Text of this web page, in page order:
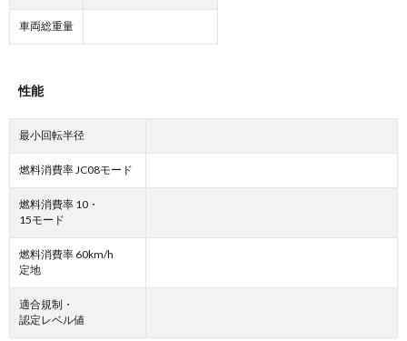
車両総重量
性能
最小回転半径
燃料消費率 JC08モード
燃料消費率 10・
15モード
燃料消費率 60km/h
定地
適合規制・
認定レベル値